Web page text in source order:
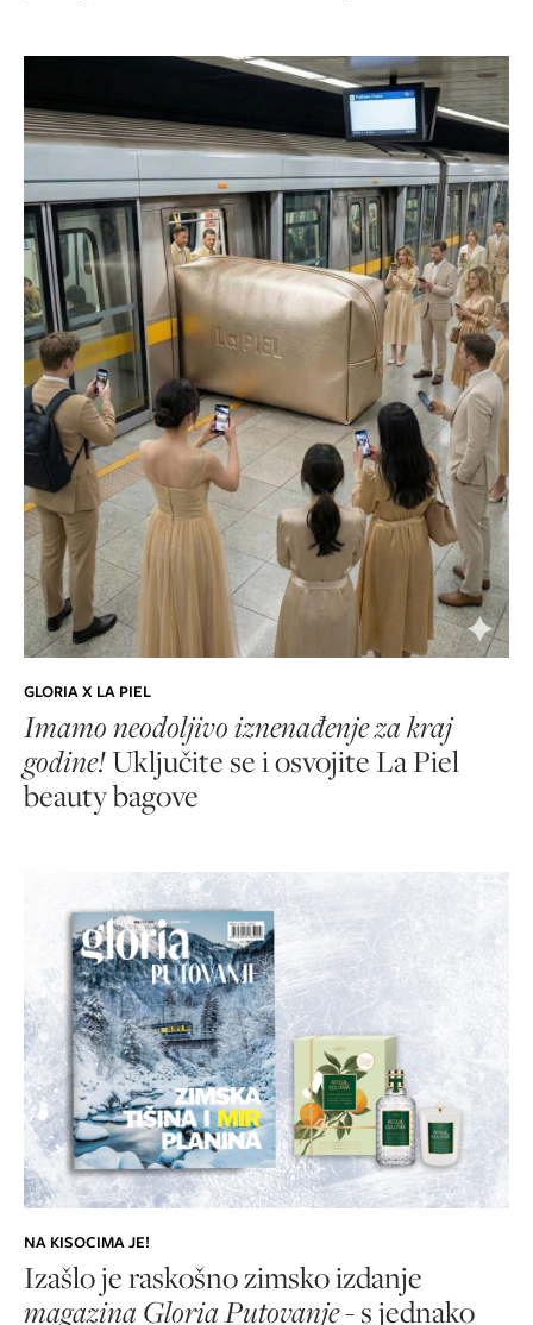
GLORIA X LA PIEL
Imamo neodoljivo iznenađenje za kraj
godine!Uključite se i osvojite La Piel
beauty bagove
NA KISOCIMA JE!
Izašlo je raskošno zimsko izdanje
magazina Gloria Putovanje- s jednako